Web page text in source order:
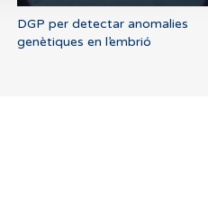
DGP per detectar anomalies
genètiques en l’embrió